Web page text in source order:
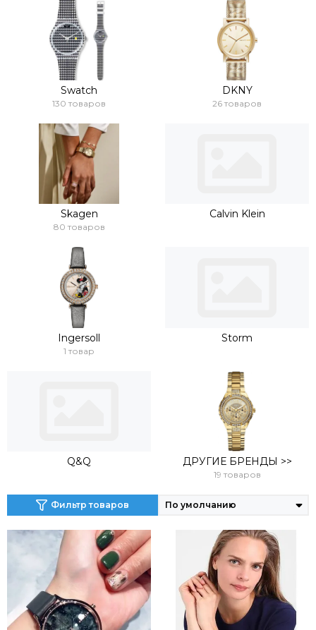
Swatch
130 товаров
DKNY
26 товаров
Skagen
80 товаров
Calvin Klein
Ingersoll
1 товар
Storm
Q&Q ДРУГИЕ БРЕНДЫ >>
19 товаров
Фильтр товаров